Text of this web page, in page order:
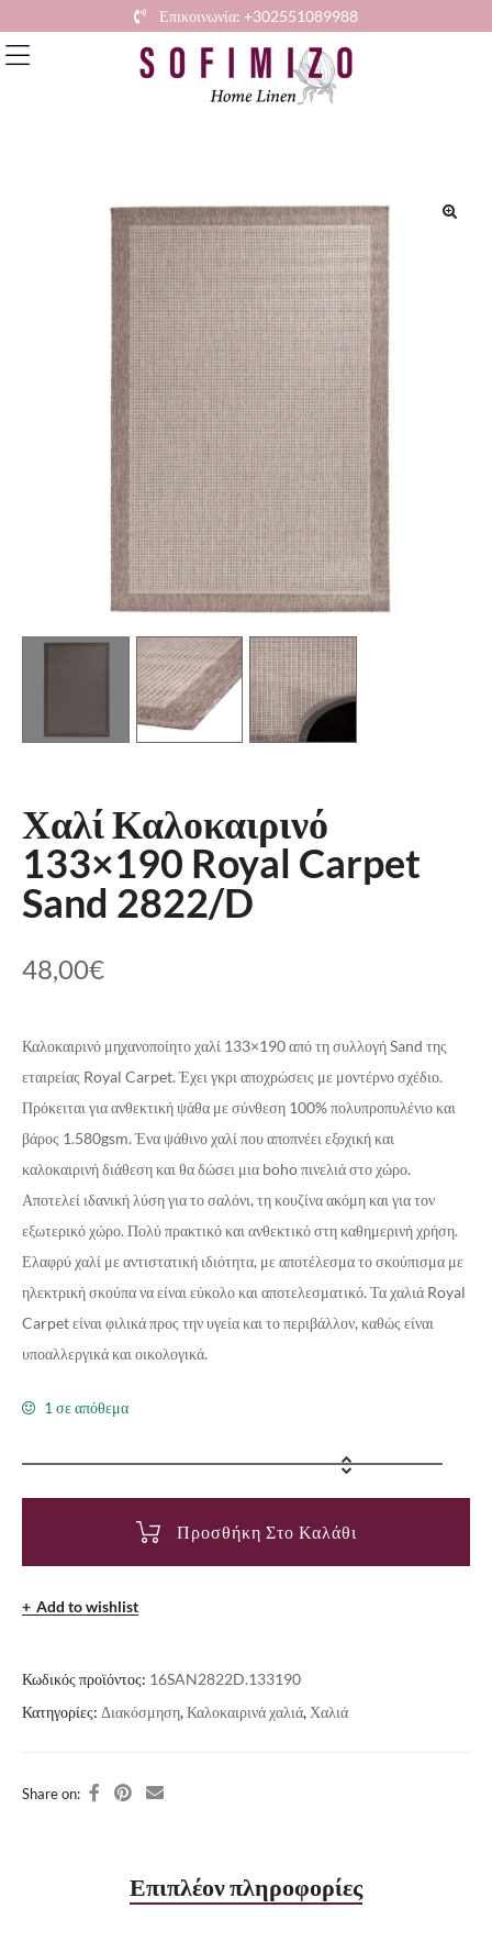
Επικοινωνία: +302551089988
Χαλί Καλοκαιρινό
133×190 Royal Carpet
Sand 2822/D
48,00€
Καλοκαιρινό μηχανοποίητο χαλί 133×190 από τη συλλογή Sand της
εταιρείας Royal Carpet. Έχει γκρι αποχρώσεις με μοντέρνο σχέδιο.
Πρόκειται για ανθεκτική ψάθα με σύνθεση 100% πολυπροπυλένιο και
βάρος 1.580gsm. Ένα ψάθινο χαλί που αποπνέει εξοχική και
καλοκαιρινή διάθεση και θα δώσει μια boho πινελιά στο χώρο.
Αποτελεί ιδανική λύση για το σαλόνι, τη κουζίνα ακόμη και για τον
εξωτερικό χώρο. Πολύ πρακτικό και ανθεκτικό στη καθημερινή χρήση.
Ελαφρύ χαλί με αντιστατική ιδιότητα, με αποτέλεσμα το σκούπισμα με
ηλεκτρική σκούπα να είναι εύκολο και αποτελεσματικό. Τα χαλιά Royal
Carpet είναι φιλικά προς την υγεία και το περιβάλλον, καθώς είναι
υποαλλεργικά και οικολογικά.
1 σε απόθεμα
Προσθήκη Στο Καλάθι
Add to wishlist
Κωδικός προϊόντος: 16SAN2822D.133190
Κατηγορίες: Διακόσμηση,Καλοκαιρινά χαλιά, Χαλιά
Share on:
Επιπλέον πληροφορίες